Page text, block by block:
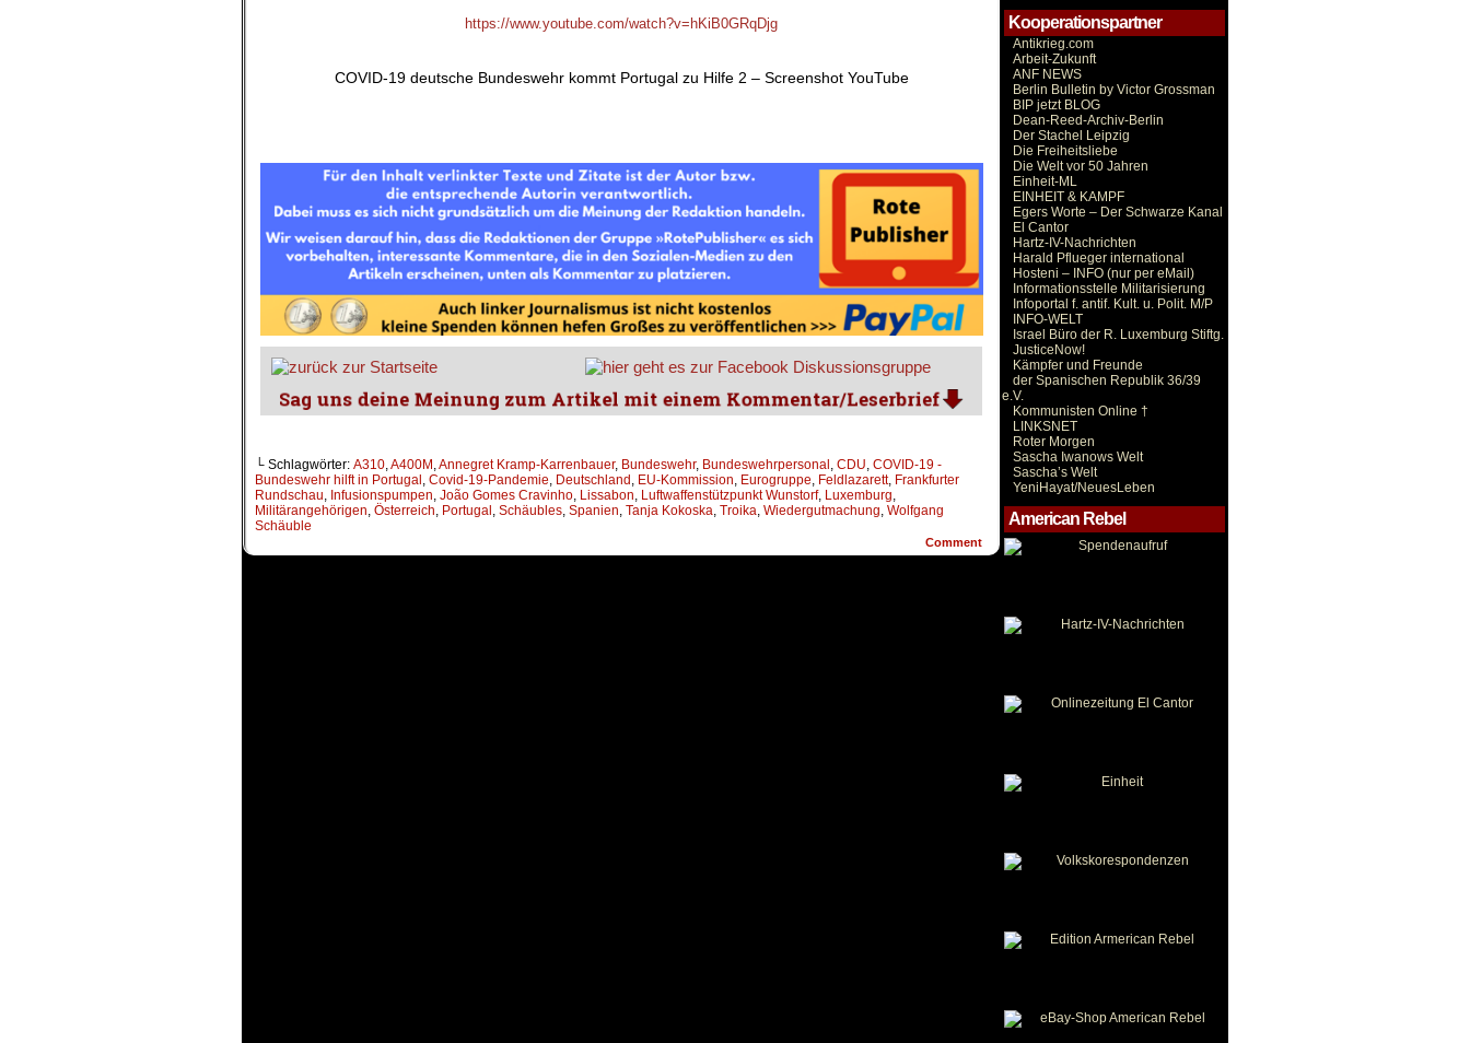
https://www.youtube.com/watch?v=hKiB0GRqDjg
COVID-19 deutsche Bundeswehr kommt Portugal zu Hilfe 2 – Screenshot YouTube
└ Schlagwörter: A310,A400M ,Annegret Kramp-Karrenbauer, Bundeswehr, Bundeswehrpersonal , CDU, COVID-19 -
Bundeswehr hilft in Portugal , Covid-19-Pandemie, Deutschland , EU-Kommission, Eurogruppe, Feldlazarett, Frankfurter
Rundschau, Infusionspumpen, João Gomes Cravinho, Lissabon, Luftwaffenstützpunkt Wunstorf, Luxemburg,
Militärangehörigen, Österreich, Portugal , Schäubles, Spanien, Tanja Kokoska, Troika, Wiedergutmachung, Wolfgang
Schäuble
Comment
Kooperationspartner
Antikrieg.com
Arbeit-Zukunft
ANF NEWS
Berlin Bulletin by Victor Grossman
BIP jetzt BLOG
Dean-Reed-Archiv-Berlin
Der Stachel Leipzig
Die Freiheitsliebe
Die Welt vor 50 Jahren
Einheit-ML
EINHEIT & KAMPF
Egers Worte – Der Schwarze Kanal
El Cantor
Hartz-IV-Nachrichten
Harald Pflueger international
Hosteni – INFO (nur per eMail)
Informationsstelle Militarisierung
Infoportal f. antif. Kult. u. Polit. M/P
INFO-WELT
Israel Büro der R. Luxemburg Stiftg.
JusticeNow!
Kämpfer und Freunde
der Spanischen Republik 36/39
e.V.
Kommunisten Online †
LINKSNET
Roter Morgen
Sascha Iwanows Welt
Sascha’s Welt
YeniHayat/NeuesLeben
American Rebel